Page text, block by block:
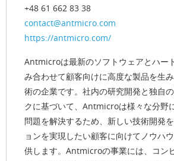
+48 61 662 83 38
contact@antmicro.com
https://antmicro.com/
Antmicroは最新のソフトウェアとハー
み合わせて顧客向けに高度な製品を生
術の企業です。社内の研究開発と独自
クに基づいて、Antmicroは様々な分野
問題を解決するため、新しい技術開発
ョンを実現したい顧客に向けてノウハ
供します。Antmicroの事業には、コン